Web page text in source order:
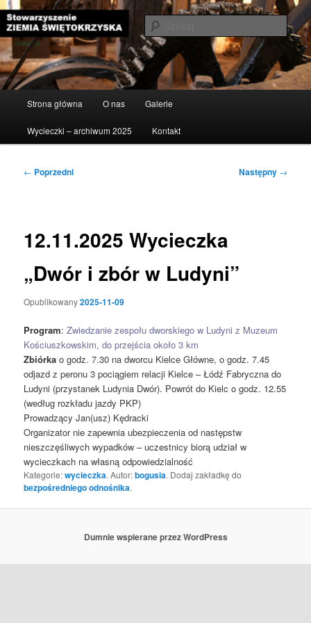
Przeskocz
do
tekstu
Stowarzyszenie Ziemia
Świętokrzyska
Strona główna O nas Galerie
Wycieczki – archiwum 2025 Kontakt
Nawigacja
← Poprzedni Następny →
12.11.2025 Wycieczka
„Dwór i zbór w Ludyni”
Opublikowany2025-11-09
Program:Zwiedzanie zespołu dworskiego w Ludyni z Muzeum
Kościuszkowskim, do przejścia około 3 km
Zbiórka o godz. 7.30 na dworcu Kielce Główne, o godz. 7.45
odjazd z peronu 3 pociągiem relacji Kielce – Łódź Fabryczna do
Ludyni (przystanek Ludynia Dwór). Powrót do Kielc o godz. 12.55
(według rozkładu jazdy PKP)
Prowadzący Jan(usz) Kędracki
Organizator nie zapewnia ubezpieczenia od następstw
nieszczęśliwych wypadków – uczestnicy biorą udział w
wycieczkach na własną odpowiedzialność
Kategorie:wycieczka. Autor:bogusia. Dodaj zakładkę do
bezpośredniego odnośnika.
Dumnie wspierane przez WordPress